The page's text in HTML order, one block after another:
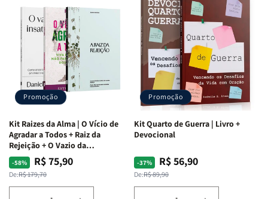
Promoção
Kit Raizes da Alma | O Vício de
Agradar a Todos + Raiz da
Rejeição + O Vazio da
Insatisfação.
-58%
Preço
normal
De:R$ 179,70
Preço
promocional
R$ 75,90
Promoção
Kit Quarto de Guerra | Livro +
Devocional
-37%
Preço
normal
De:R$ 89,90
Preço
promocional
R$ 56,90